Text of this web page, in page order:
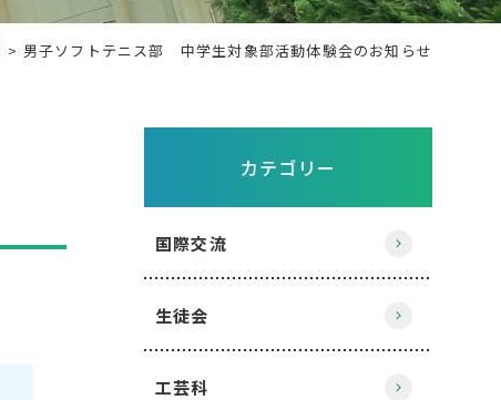
男子ソフトテニス部 中学生対象部活動体験会のお知らせ
カテゴリー
国際交流
生徒会
工芸科